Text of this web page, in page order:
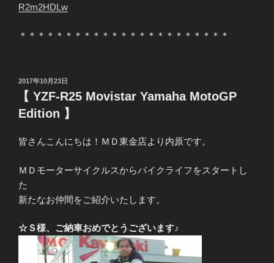
R2m2HDLw
＊＊＊＊＊＊＊＊＊＊＊＊＊＊＊＊＊＊＊＊＊＊＊
投
稿
日:
2017年10月23日
【 YZF-R25 Movistar Yamaha MotoGP
Edition 】
皆さんこんにちは！ＭＤ東金店より内原です。
ＭＤモーターサイクルスからバイクライフをスタートし
た
新たなお仲間をご紹介いたします。
☆Ｓ様、ご納車おめでとうございます♪